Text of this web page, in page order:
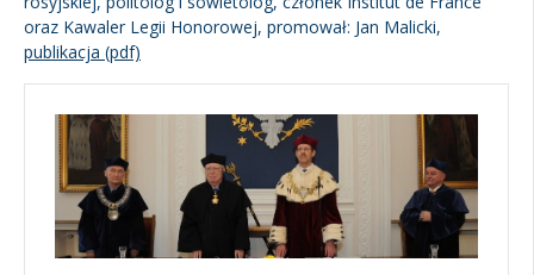
oraz Kawaler Legii Honorowej, promował: Jan Malicki,
publikacja (pdf)